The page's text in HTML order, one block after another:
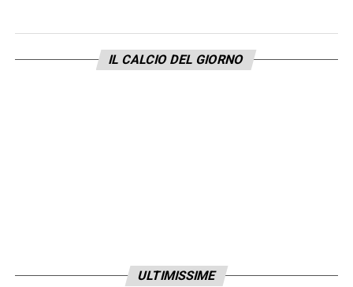
10 dicembree la vittoria manca invece dal
26 novembre, contro il Genoa.
IL CALCIO DEL GIORNO
ULTIMISSIME